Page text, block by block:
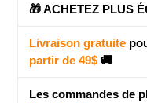
🎁 ACHETEZ PLUS
Livraison gratuite
partir de 49$ 🚚
Les commandes de